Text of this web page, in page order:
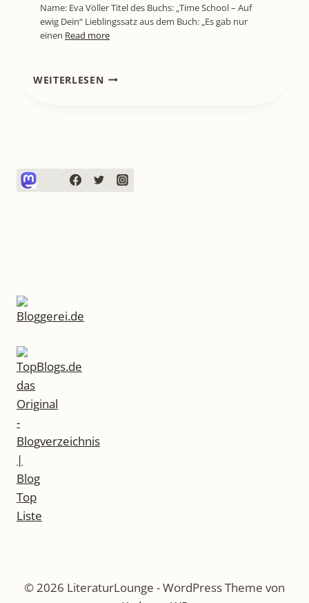
Name: Eva Völler Titel des Buchs: „Time School – Auf
ewig Dein“ Lieblingssatz aus dem Buch: „Es gab nur
einen Read more
WEITERLESEN[KINO]
© 2026 LiteraturLounge - WordPress Theme von